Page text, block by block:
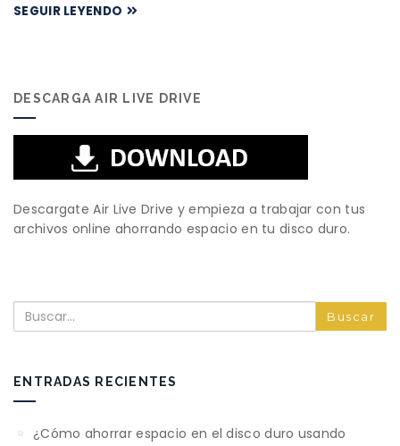
SEGUIR LEYENDO
DESCARGA AIR LIVE DRIVE
Descargate Air Live Drive y empieza a trabajar con tus
archivos online ahorrando espacio en tu disco duro.
Buscar
ENTRADAS RECIENTES
¿Cómo ahorrar espacio en el disco duro usando